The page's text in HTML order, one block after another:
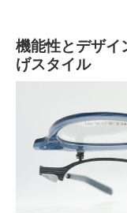
機能性とデザイ
げスタイル